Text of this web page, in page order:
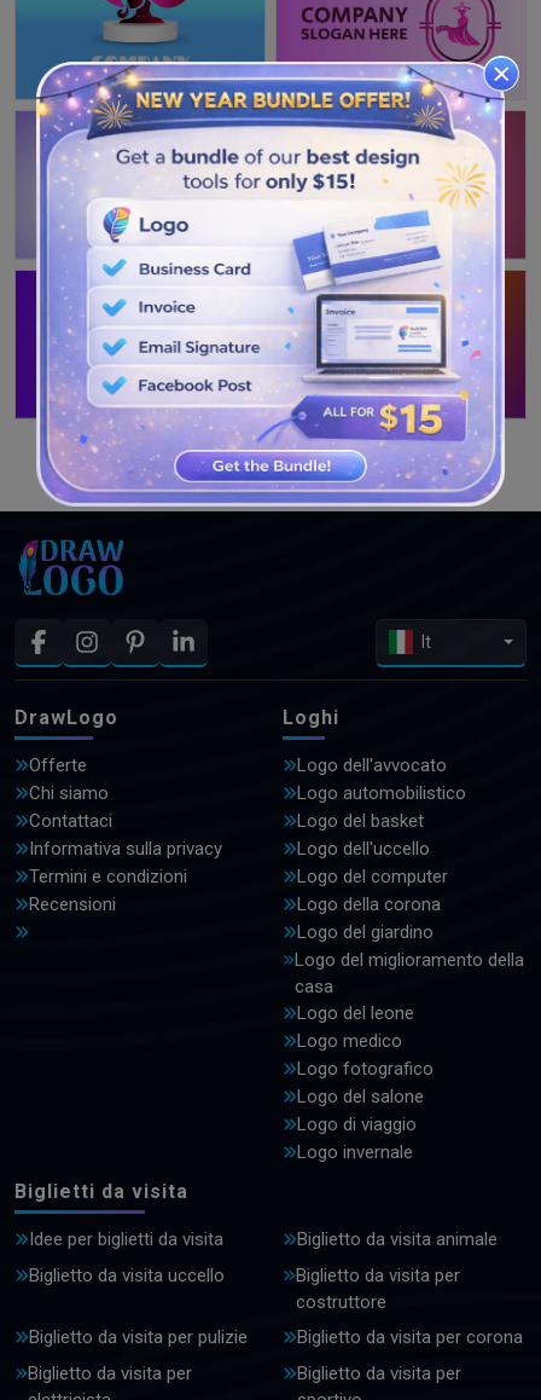
GUARDA PIÙ DISEGNI
It
DrawLogo
Offerte
Chi siamo
Contattaci
Informativa sulla privacy
Termini e condizioni
Recensioni
Loghi
Logo dell'avvocato
Logo automobilistico
Logo del basket
Logo dell'uccello
Logo del computer
Logo della corona
Logo del giardino
Logo del miglioramento della
casa
Logo del leone
Logo medico
Logo fotografico
Logo del salone
Logo di viaggio
Logo invernale
Biglietti da visita
Idee per biglietti da visita
Biglietto da visita animale
Biglietto da visita uccello
Biglietto da visita per
costruttore
Biglietto da visita per pulizie
Biglietto da visita per corona
Biglietto da visita per
Biglietto da visita per